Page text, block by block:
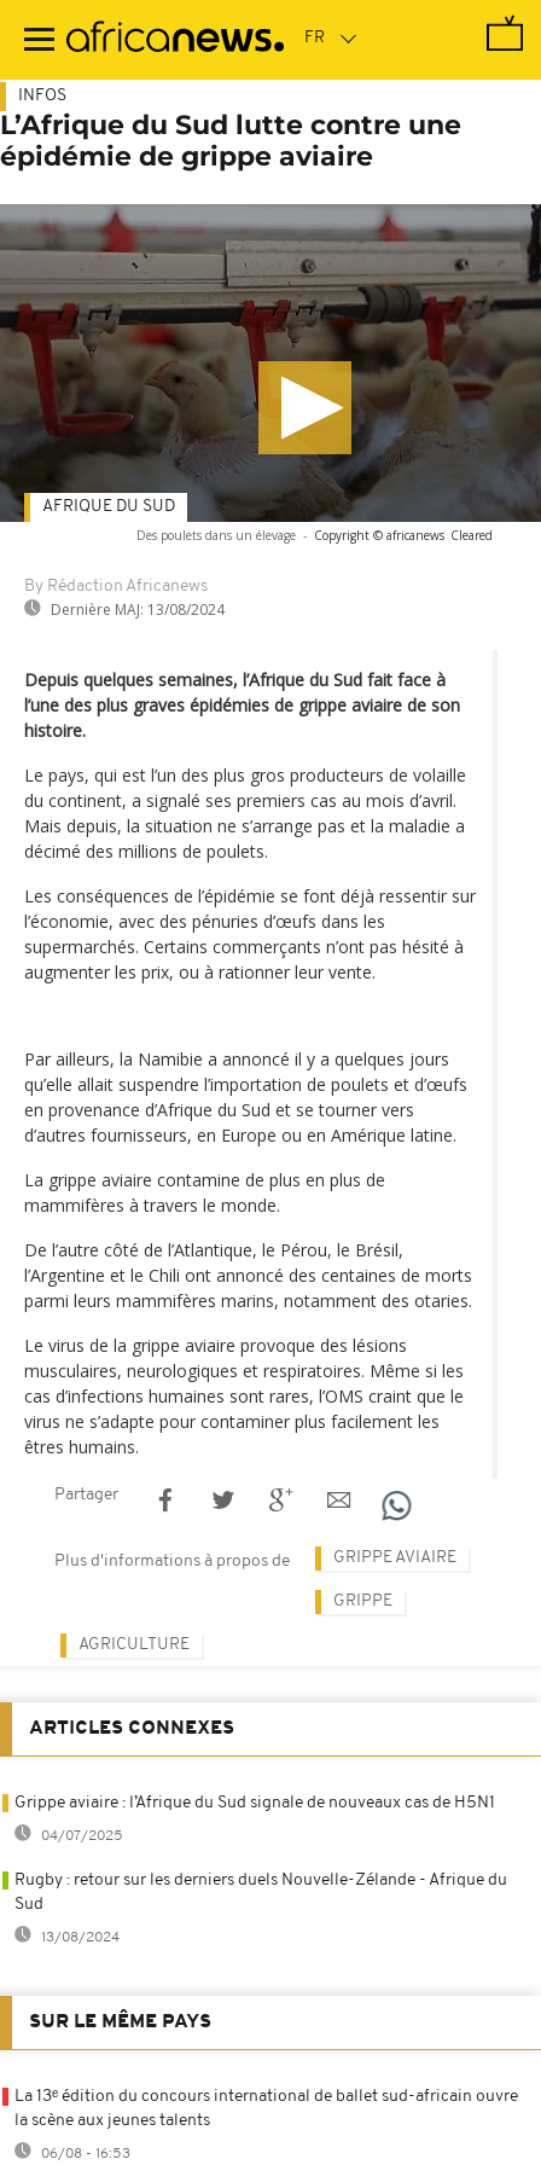
contenu
INFOS
L’Afrique du Sud lutte contre une
épidémie de grippe aviaire
Des poulets dans un élevage - Copyright © africanews Cleared
By Rédaction Africanews
Dernière MAJ: 13/08/2024
AFRIQUE DU SUD
Depuis quelques semaines, l’Afrique du Sud fait face à
l’une des plus graves épidémies de grippe aviaire de son
histoire.
Le pays, qui est l’un des plus gros producteurs de volaille
du continent, a signalé ses premiers cas au mois d’avril.
Mais depuis, la situation ne s’arrange pas et la maladie a
décimé des millions de poulets.
Les conséquences de l’épidémie se font déjà ressentir sur
l’économie, avec des pénuries d’œufs dans les
supermarchés. Certains commerçants n’ont pas hésité à
augmenter les prix, ou à rationner leur vente.
Par ailleurs, la Namibie a annoncé il y a quelques jours
qu’elle allait suspendre l’importation de poulets et d’œufs
en provenance d’Afrique du Sud et se tourner vers
d’autres fournisseurs, en Europe ou en Amérique latine.
La grippe aviaire contamine de plus en plus de
mammifères à travers le monde.
De l’autre côté de l’Atlantique, le Pérou, le Brésil,
l’Argentine et le Chili ont annoncé des centaines de morts
parmi leurs mammifères marins, notamment des otaries.
Le virus de la grippe aviaire provoque des lésions
musculaires, neurologiques et respiratoires. Même si les
cas d’infections humaines sont rares, l’OMS craint que le
virus ne s’adapte pour contaminer plus facilement les
êtres humains.
Partager
Plus d'informations à propos de GRIPPE AVIAIRE
GRIPPE
AGRICULTURE
ARTICLES CONNEXES
Grippe aviaire : l’Afrique du Sud signale de nouveaux cas de H5N1
04/07/2025
Rugby : retour sur les derniers duels Nouvelle-Zélande - Afrique du
Sud
13/08/2024
SUR LE MÊME PAYS
La 13ᵉ édition du concours international de ballet sud-africain ouvre
la scène aux jeunes talents
06/08 - 16:53